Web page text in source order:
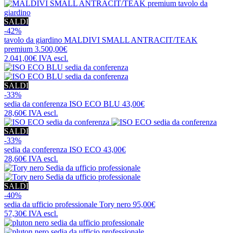
SALDI
-42%
tavolo da giardino MALDIVI SMALL ANTRACIT/TEAK
premium 3.500,00€
2.041,00€ IVA escl.
SALDI
-33%
sedia da conferenza ISO ECO BLU 43,00€
28,60€ IVA escl.
SALDI
-33%
sedia da conferenza ISO ECO 43,00€
28,60€ IVA escl.
SALDI
-40%
sedia da ufficio professionale Tory nero 95,00€
57,30€ IVA escl.